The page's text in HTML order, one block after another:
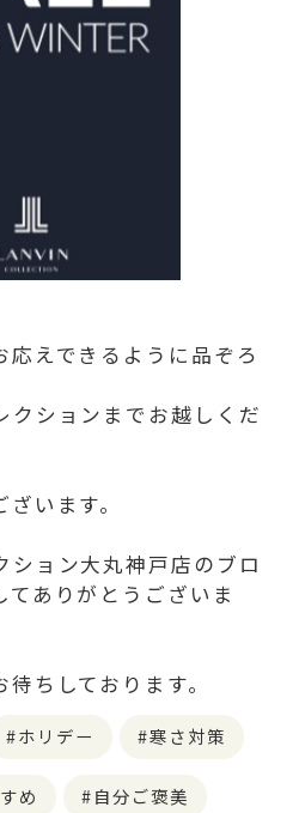
えできるように品ぞろ
クションまでお越しくだ
います。
ション大丸神戸店のブロ
ありがとうございま
ちしております。
ホリデー 寒さ対策
め 自分ご褒美